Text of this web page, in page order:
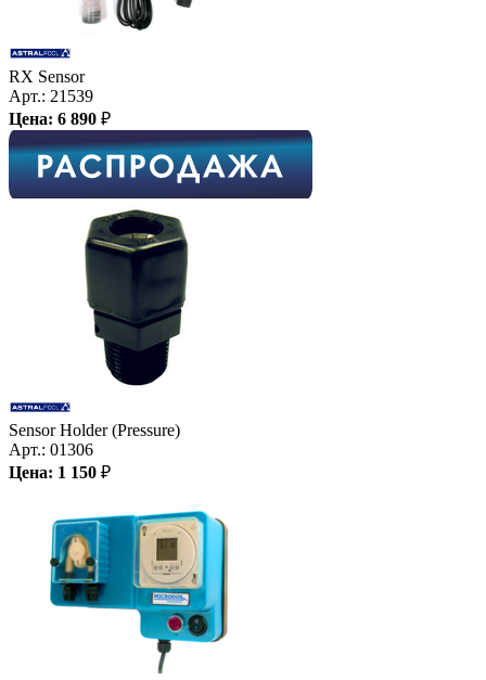
RX Sensor
Арт.: 21539
Цена: 6 890 ₽
Sensor Holder (Pressure)
Арт.: 01306
Цена: 1 150 ₽